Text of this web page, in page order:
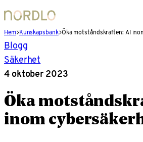
Hem Kunskapsbank Öka motståndskraften: AI
Blogg
Säkerhet
4 oktober 2023
Öka
inom